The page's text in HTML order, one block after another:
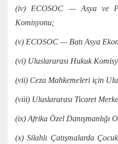
(iv) ECOSOC — Asya ve
Komisyonu;
(v) ECOSOC — Batı Asya
(vi) Uluslararası Hukuk
(vii) Ceza Mahkemeleri için
(viii) Uluslararası Ticaret
(ix) Afrika Özel Danışmanlığı
(x) Silahlı Çatışmalarda